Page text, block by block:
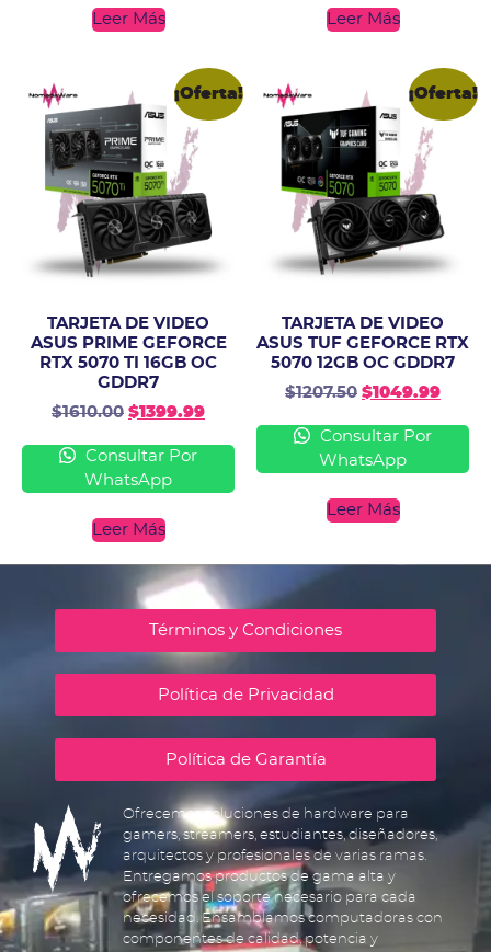
Leer Más Leer Más
¡Oferta!
TARJETA DE VIDEO
ASUS PRIME GEFORCE
RTX 5070 TI 16GB OC
GDDR7
$1610.00 $1399.99
Consultar Por
WhatsApp
Leer Más
¡Oferta!
TARJETA DE VIDEO
ASUS TUF GEFORCE RTX
5070 12GB OC GDDR7
$1207.50 $1049.99
Consultar Por
WhatsApp
Leer Más
Términos y Condiciones
Política de Privacidad
Política de Garantía
Ofrecemos soluciones de hardware para
gamers, streamers, estudiantes, diseñadores,
arquitectos y profesionales de varias ramas.
Entregamos productos de gama alta y
ofrecemos el soporte necesario para cada
necesidad. Ensamblamos computadoras con
componentes de calidad, potencia y